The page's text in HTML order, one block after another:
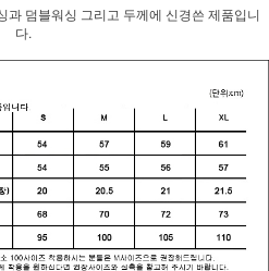
덤블워싱 그리고 두께에 신경쓴 제품입니
다.